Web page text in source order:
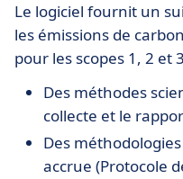
Le logiciel fournit un
les émissions de
pour les scopes 1, 2 et
Des méthodes
collecte et le
Des
accrue (Protocole